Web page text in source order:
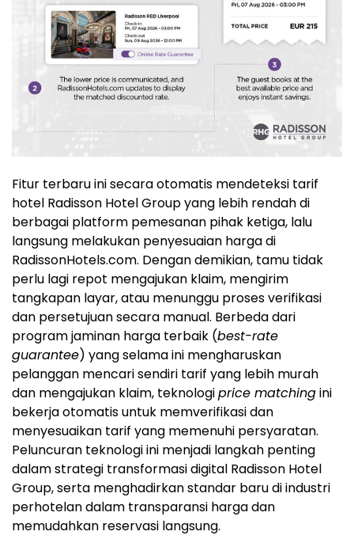
Fitur terbaru ini secara otomatis mendeteksi tarif
hotel Radisson Hotel Group yang lebih rendah di
berbagai platform pemesanan pihak ketiga, lalu
langsung melakukan penyesuaian harga di
RadissonHotels.com. Dengan demikian, tamu tidak
perlu lagi repot mengajukan klaim, mengirim
tangkapan layar, atau menunggu proses verifikasi
dan persetujuan secara manual. Berbeda dari
program jaminan harga terbaik (best-rate
guarantee) yang selama ini mengharuskan
pelanggan mencari sendiri tarif yang lebih murah
dan mengajukan klaim, teknologiprice matchingini
bekerja otomatis untuk memverifikasi dan
menyesuaikan tarif yang memenuhi persyaratan.
Peluncuran teknologi ini menjadi langkah penting
dalam strategi transformasi digital Radisson Hotel
Group, serta menghadirkan standar baru di industri
perhotelan dalam transparansi harga dan
memudahkan reservasi langsung.